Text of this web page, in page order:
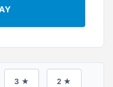
3 ★ 2 ★